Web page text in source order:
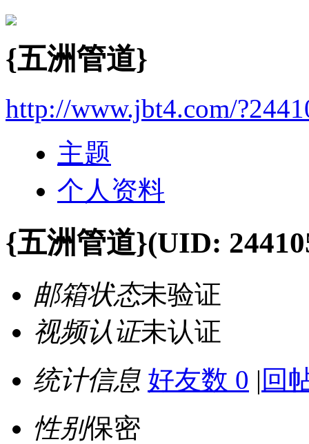
{五洲管道}
http://www.jbt4.com/
主题
个人资料
{五洲管道}(UID:
邮箱状态未验证
视频认证未认证
统计信息 好友数 0 | 回
性别保密